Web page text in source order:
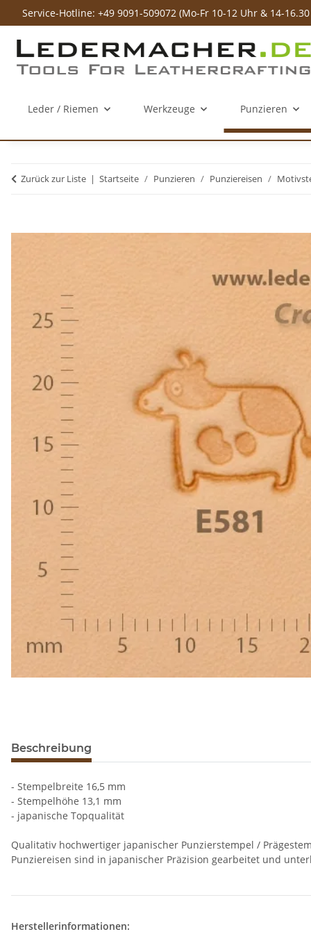
Service-Hotline: +49 9091-509072 (Mo-Fr 10-12 Uhr & 14-
Leder / Riemen Werkzeuge Punzieren
Zurück zur Liste Startseite Punzieren Punziereisen
Beschreibung
- Stempelbreite 16,5 mm
- Stempelhöhe 13,1 mm
- japanische Topqualität
Qualitativ hochwertiger japanischer Punzierstempel /
Punziereisen sind in japanischer Präzision gearbeitet und
Herstellerinformationen: